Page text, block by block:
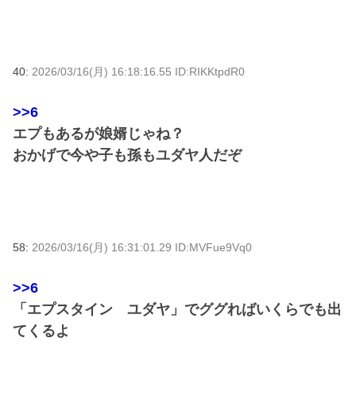
40: 2026/03/16(月) 16:18:16.55 ID:RIKKtpdR0
>>6
エプもあるが娘婿じゃね？
おかげで今や子も孫もユダヤ人だぞ
58: 2026/03/16(月) 16:31:01.29 ID:MVFue9Vq0
>>6
「エプスタイン ユダヤ」でググればいくらでも出
てくるよ